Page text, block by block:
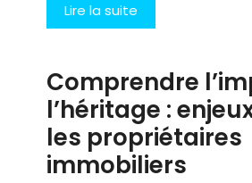
Lire la suite
Comprendre
l’héritage :
les propriétaires
immobiliers